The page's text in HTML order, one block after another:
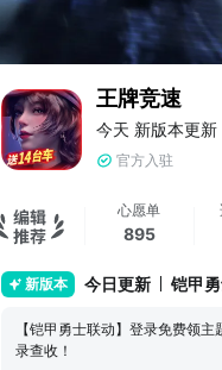
王牌竞速
今天 新版本更新
官方入驻
心愿单
895
新版本 今日更新 铠甲
【铠甲勇士联动】登录免费领主题新装！帝皇降临！ 【返利到账
录查收！